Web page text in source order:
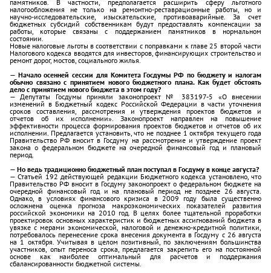
памятников. В частности, предполагается расширить сферу льготного
налогообложения не только на ремонтно-реставрационные работы, но и
научно-исследовательские, изыскательские, противоаварийные. За счет
бюджетных субсидий собственникам будут предоставлять компенсации за
работы, которые связаны с поддержанием памятников в нормальном
состоянии.
Новые налоговые льготы в соответствии с поправками к главе 25 второй части
Налогового кодекса вводятся для инвесторов, финансирующих строительство и
ремонт дорог, мостов, социального жилья.
— Начало осенней сессии для Комитета Госдумы РФ по бюджету и налогам
обычно связано с принятием нового бюджетного плана. Как будет обстоять
дело с принятием нового бюджета в этом году?
— Депутаты Госдумы приняли законопроект № 383197-5 «О внесении
изменений в Бюджетный кодекс Российской Федерации в части уточнения
сроков составления, рассмотрения и утверждения проектов бюджетов и
отчетов об их исполнении». Законопроект направлен на повышение
эффективности процесса формирования проектов бюджетов и отчетов об их
исполнении. Предлагается установить, что не позднее 1 октября текущего года
Правительство РФ вносит в Госдуму на рассмотрение и утверждение проект
закона о федеральном бюджете на очередной финансовый год и плановый
период.
— Но ведь традиционно бюджетный план поступал в Госдуму в конце августа?
— Статьей 192 действующей редакции Бюджетного кодекса установлено, что
Правительство РФ вносит в Госдуму законопроект о федеральном бюджете на
очередной финансовый год и на плановый период не позднее 26 августа.
Однако, в условиях финансового кризиса в 2009 году была существенно
осложнена оценка прогноза макроэкономических показателей развития
российской экономики на 2010 год. В целях более тщательной проработки
проектировок основных характеристик и бюджетных ассигнований бюджета в
увязке с мерами экономической, налоговой и денежно-кредитной политики,
потребовалось перенесение срока внесения документа в Госдуму с 26 августа
на 1 октября. Учитывая в целом позитивный, по заключениям большинства
участников, опыт переноса срока, предлагается закрепить его на постоянной
основе как наиболее оптимальный для расчетов и поддержания
сбалансированности бюджетной системы.